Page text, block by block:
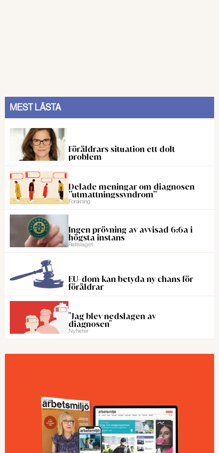
MEST LÄSTA
Föräldrars situation ett dolt
problem
Delade meningar om diagnosen
”utmattningssyndrom”
Forskning
Ingen prövning av avvisad 6:6a i
högsta instans
Rattslaget
EU-dom kan betyda ny chans för
föräldrar
"Jag blev nedslagen av
diagnosen"
Nyheter